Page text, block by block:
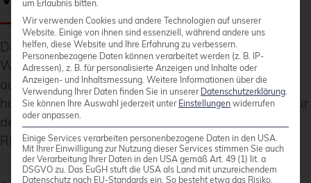
DerValidation Serverimplementiert die Yubico
WSAPI zur Validierung von Yubico OTP, welche
auch in der YubiCloud zum Einsatz kommt. Es
handelt sich dabei um eine PHP-Anwendung, die für
den Betrieb neben dem Apache Webserver ein
RDBMS wie PostgreSQL®oder MySQL benötigt.
um Erlaubnis bitten.
Wir verwenden Cookies und andere Technologien auf unserer
Website. Einige von ihnen sind essenziell, während andere uns
helfen, diese Website und Ihre Erfahrung zu verbessern.
Personenbezogene Daten können verarbeitet werden (z. B. IP-
Adressen), z. B. für personalisierte Anzeigen und Inhalte oder
Anzeigen- und Inhaltsmessung. Weitere Informationen über die
Verwendung Ihrer Daten finden Sie in unserer Datenschutzerklärung.
Sie können Ihre Auswahl jederzeit unter Einstellungen widerrufen
oder anpassen.
Einige Services verarbeiten personenbezogene Daten in den USA.
Mit Ihrer Einwilligung zur Nutzung dieser Services stimmen Sie auch
der Verarbeitung Ihrer Daten in den USA gemäß Art. 49 (1) lit. a
DSGVO zu. Das EuGH stuft die USA als Land mit unzureichendem
Datenschutz nach EU-Standards ein. So besteht etwa das Risiko,